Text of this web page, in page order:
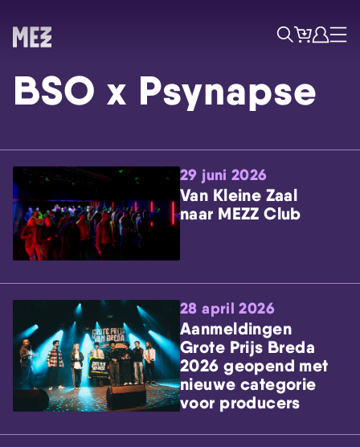
Skip navigatie
ZoekTicketsAccount
Menu
BSO x Psynapse
29 juni 2026
Van Kleine Zaal
naar MEZZ Club
28 april 2026
Aanmeldingen
Grote Prijs Breda
2026 geopend met
nieuwe categorie
voor producers